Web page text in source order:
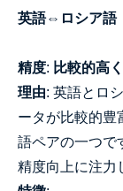
英語⇔ロシア語
精度: 比較的高
理由: 英語とロ
ータが比較的豊
語ペアの一つで
精度向上に注力